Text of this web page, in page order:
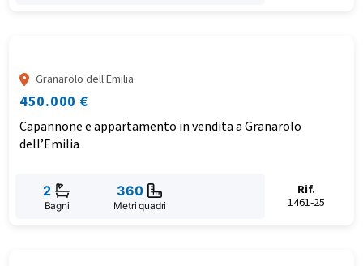
Granarolo dell'Emilia
450.000 €
Capannone e appartamento in vendita a Granarolo
dell’Emilia
2
Bagni
360
Metri quadri
Rif.
1461-25